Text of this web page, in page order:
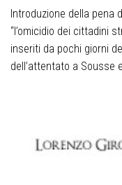
Introduzione della pena
“l’omicidio dei cittadini
inseriti da pochi giorni
dell’attentato a Sousse e